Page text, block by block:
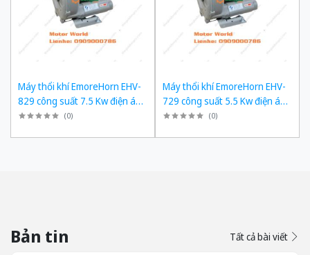
Máy thổi khí EmoreHorn EHV-
829 công suất 7.5 Kw điện áp
3pha 380VAC, 50Hz
(0)
Máy thổi khí EmoreHorn EHV-
729 công suất 5.5 Kw điện áp
3pha 380VAC, 50Hz
(0)
Bản tin Tất cả bài viết